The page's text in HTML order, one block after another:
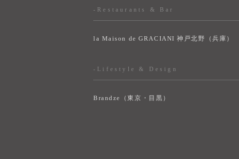
-Restaurants & Bar
la Maison de GRACIANI 神戸北野（兵庫）
-Lifestyle & Design
Brandze（東京・目黒）